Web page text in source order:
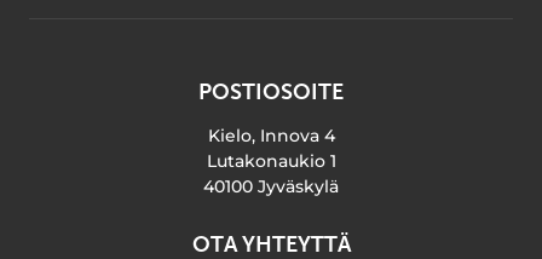
POSTIOSOITE
Kielo, Innova 4
Lutakonaukio 1
40100 Jyväskylä
OTA YHTEYTTÄ